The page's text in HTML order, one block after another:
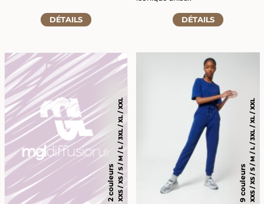
du
produit
DÉTAILS
fiche
DÉTAILS
2 couleursXXS / XS / S / M / L / 3XL / XL / XXL 9 couleursXXS / XS / S / M / L / 3XL / XL / XXL